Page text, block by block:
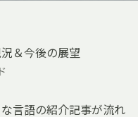
＆今後の展望
言語の紹介記事が流れ